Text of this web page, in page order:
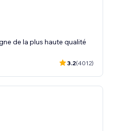
de la plus haute qualité
3.2(4012)